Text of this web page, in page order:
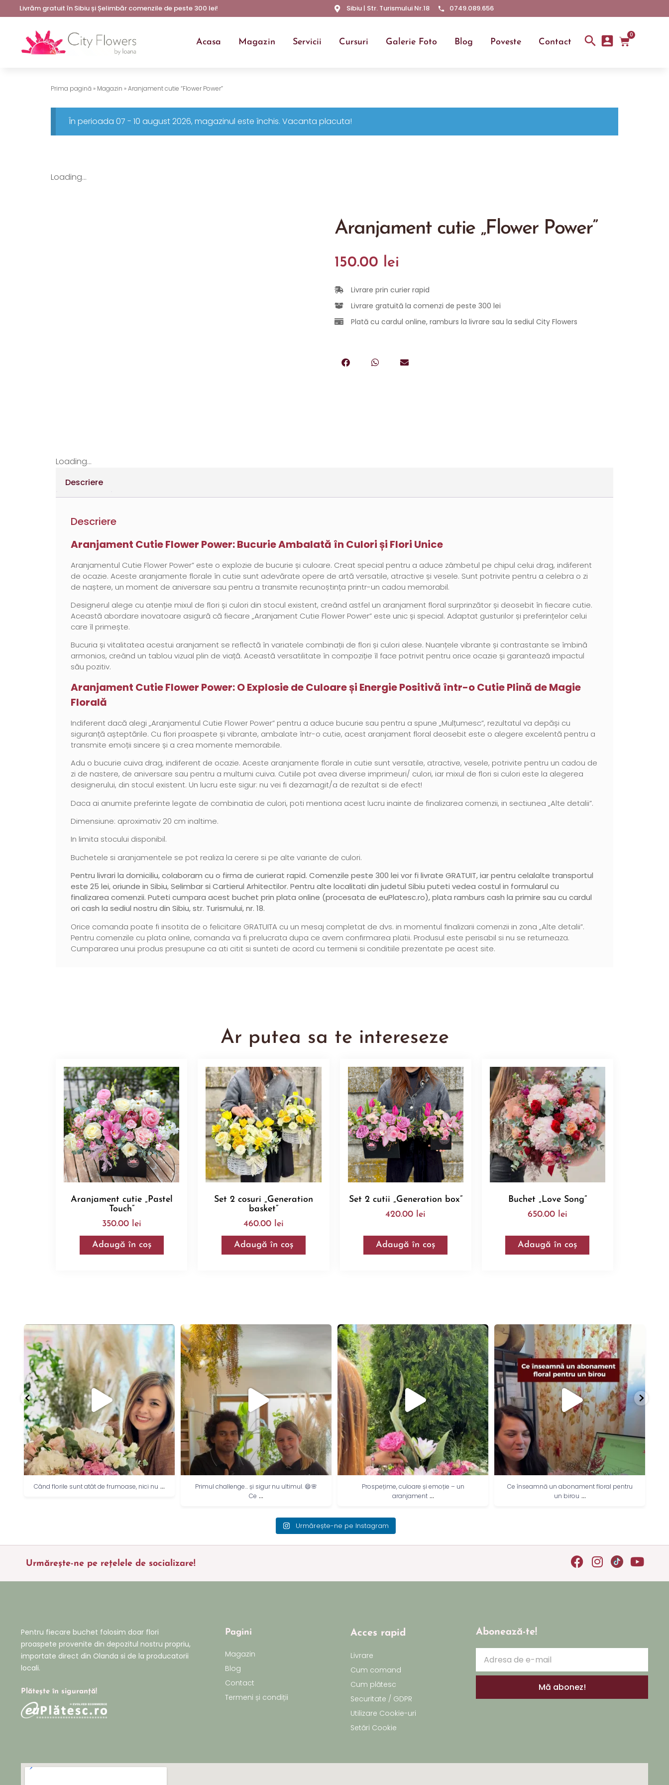
Livrăm gratuit în Sibiu și Șelimbăr comenzile de peste 300 lei! Sibiu | Str. Turismului Nr.18 0749.089.656
Acasa Magazin Servicii Cursuri Galerie Foto Blog Poveste Contact
0
Prima pagină » Magazin »Aranjament cutie “Flower Power”
În perioada 07 - 10 august 2026, magazinul este închis. Vacanta placuta!
Loading...
Aranjament cutie „Flower Power”
150.00 lei
Livrare prin curier rapid
Livrare gratuită la comenzi de peste 300 lei
Plată cu cardul online, ramburs la livrare sau la sediul City Flowers
Loading...
Descriere
Descriere
Aranjament Cutie Flower Power: Bucurie Ambalată în Culori și Flori Unice
Aranjamentul Cutie Flower Power” este o explozie de bucurie și culoare. Creat special pentru a aduce zâmbetul pe chipul celui drag, indiferent
de ocazie. Aceste aranjamente florale în cutie sunt adevărate opere de artă versatile, atractive și vesele. Sunt potrivite pentru a celebra o zi
de naștere, un moment de aniversare sau pentru a transmite recunoștința printr-un cadou memorabil.
Designerul alege cu atenție mixul de flori și culori din stocul existent, creând astfel un aranjament floral surprinzător și deosebit în fiecare cutie.
Această abordare inovatoare asigură că fiecare „Aranjament Cutie Flower Power” este unic și special. Adaptat gusturilor și preferințelor celui
care îl primește.
Bucuria și vitalitatea acestui aranjament se reflectă în variatele combinații de flori și culori alese. Nuanțele vibrante și contrastante se îmbină
armonios, creând un tablou vizual plin de viață. Această versatilitate în compoziție îl face potrivit pentru orice ocazie și garantează impactul
său pozitiv.
Aranjament Cutie Flower Power: O Explosie de Culoare și Energie Positivă într-o Cutie Plină de Magie
Florală
Indiferent dacă alegi „Aranjamentul Cutie Flower Power” pentru a aduce bucurie sau pentru a spune „Mulțumesc”, rezultatul va depăși cu
siguranță așteptările. Cu flori proaspete și vibrante, ambalate într-o cutie, acest aranjament floral deosebit este o alegere excelentă pentru a
transmite emoții sincere și a crea momente memorabile.
Adu o bucurie cuiva drag, indiferent de ocazie. Aceste aranjamente florale in cutie sunt versatile, atractive, vesele, potrivite pentru un cadou de
zi de nastere, de aniversare sau pentru a multumi cuiva. Cutiile pot avea diverse imprimeuri/ culori, iar mixul de flori si culori este la alegerea
designerului, din stocul existent. Un lucru este sigur: nu vei fi dezamagit/a de rezultat si de efect!
Daca ai anumite preferinte legate de combinatia de culori, poti mentiona acest lucru inainte de finalizarea comenzii, in sectiunea „Alte detalii”.
Dimensiune: aproximativ 20 cm inaltime.
In limita stocului disponibil.
Buchetele si aranjamentele se pot realiza la cerere si pe alte variante de culori.
Pentru livrari la domiciliu, colaboram cu o firma de curierat rapid. Comenzile peste 300 lei vor fi livrate GRATUIT, iar pentru celalalte transportul
este 25 lei, oriunde in Sibiu, Selimbar si Cartierul Arhitectilor. Pentru alte localitati din judetul Sibiu puteti vedea costul in formularul cu
finalizarea comenzii. Puteti cumpara acest buchet prin plata online (procesata de euPlatesc.ro), plata ramburs cash la primire sau cu cardul
ori cash la sediul nostru din Sibiu, str. Turismului, nr. 18.
Orice comanda poate fi insotita de o felicitare GRATUITA cu un mesaj completat de dvs. in momentul finalizarii comenzii in zona „Alte detalii”.
Pentru comenzile cu plata online, comanda va fi prelucrata dupa ce avem confirmarea platii. Produsul este perisabil si nu se returneaza.
Cumpararea unui produs presupune ca ati citit si sunteti de acord cu termenii si conditiile prezentate pe acest site.
Ar putea sa te intereseze
Aranjament cutie „Pastel
Touch”
350.00 lei
Adaugă în coș
Set 2 cosuri „Generation
basket”
460.00 lei
Adaugă în coș
Set 2 cutii „Generation box”
420.00 lei
Adaugă în coș
Buchet „Love Song”
650.00 lei
Adaugă în coș
Primul challenge… și sigur nu ultimul. 😄🌸
Prospețime, culoare și emoție – un
aranjament
Ce înseamnă un abonament floral pentru
un birou ...
Cea mai frumoasă zi din săptămână: ziua
de ...
Urmărește-ne pe Instagram
Urmărește-ne pe rețelele de socializare!
Pentru fiecare buchet folosim doar flori
proaspete provenite din depozitul nostru propriu,
importate direct din Olanda si de la producatorii
locali.
Plătește în siguranță!
Pagini
Magazin
Blog
Contact
Termeni și condiții
Acces rapid
Livrare
Cum comand
Cum plătesc
Securitate / GDPR
Utilizare Cookie-uri
Setări Cookie
Abonează-te!
Mă abonez!